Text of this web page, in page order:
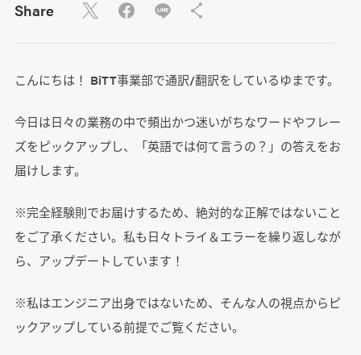
Share
こんにちは！ BiTT事業部で通訳/翻訳をしているゆまです。
今日は日々の業務の中で頻出かつ迷いがちなワードやフレー
ズをピックアップし、「英語では何て言うの？」の答えをお
届けします。
※完全経験則でお届けするため、絶対的な正解ではないこと
をご了承ください。私も日々トライ＆エラーを繰り返しなが
ら、アップデートしています！
※私はエンジニア出身ではないため、そんな人の視点からピ
ックアップしている前提でご覧ください。